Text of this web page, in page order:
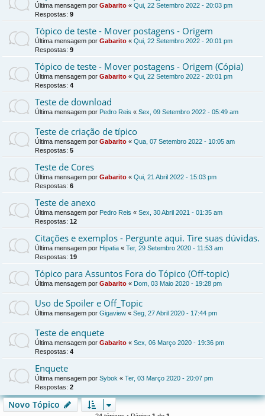
Última mensagem por Gabarito « Qui, 22 Setembro 2022 - 20:03 pm
Respostas: 9
Tópico de teste - Mover postagens - Origem
Última mensagem por Gabarito « Qui, 22 Setembro 2022 - 20:01 pm
Respostas: 9
Tópico de teste - Mover postagens - Origem (Cópia)
Última mensagem por Gabarito « Qui, 22 Setembro 2022 - 20:01 pm
Respostas: 4
Teste de download
Última mensagem por Pedro Reis « Sex, 09 Setembro 2022 - 05:49 am
Teste de criação de típico
Última mensagem por Gabarito « Qua, 07 Setembro 2022 - 10:05 am
Respostas: 5
Teste de Cores
Última mensagem por Gabarito « Qui, 21 Abril 2022 - 15:03 pm
Respostas: 6
Teste de anexo
Última mensagem por Pedro Reis « Sex, 30 Abril 2021 - 01:35 am
Respostas: 12
Citações e exemplos - Pergunte aqui. Tire suas dúvidas.
Última mensagem por Hipatia « Ter, 29 Setembro 2020 - 11:53 am
Respostas: 19
Tópico para Assuntos Fora do Tópico (Off-topic)
Última mensagem por Gabarito « Dom, 03 Maio 2020 - 19:28 pm
Uso de Spoiler e Off_Topic
Última mensagem por Gigaview « Seg, 27 Abril 2020 - 17:44 pm
Teste de enquete
Última mensagem por Gabarito « Sex, 06 Março 2020 - 19:36 pm
Respostas: 4
Enquete
Última mensagem por Sybok « Ter, 03 Março 2020 - 20:07 pm
Respostas: 2
Novo Tópico